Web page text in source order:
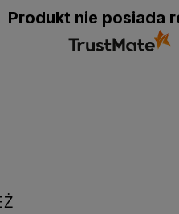
Produkt nie posiada